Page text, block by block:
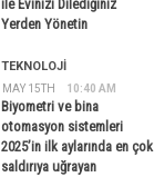
ile Evinizi Dilediğiniz
Yerden Yönetin
MAY 15TH 10:40 AM
TEKNOLOJİ
Biyometri ve bina
otomasyon sistemleri
2025’in ilk aylarında en çok
saldırıya uğrayan